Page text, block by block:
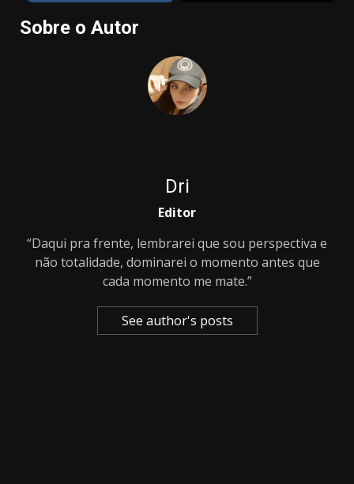
Sobre o Autor
Dri
Editor
“Daqui pra frente, lembrarei que sou perspectiva e
não totalidade, dominarei o momento antes que
cada momento me mate.”
See author's posts